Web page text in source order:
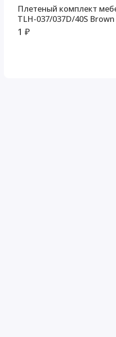
Плетеный комплект
TLH-037/037D/40S Brown
1 ₽